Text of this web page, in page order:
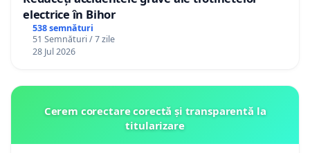
electrice în Bihor
538 semnături
51 Semnături / 7 zile
28 Jul 2026
Cerem corectare corectă și transparentă la
titularizare